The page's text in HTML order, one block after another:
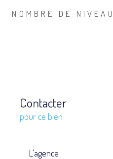
NOMBRE DE
Contacter
pour ce bien
L'agence